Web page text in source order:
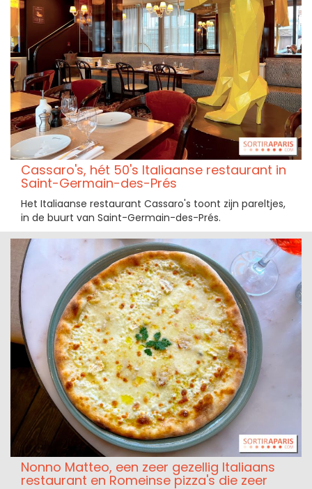
Cassaro's, hét 50's Italiaanse restaurant in
Saint-Germain-des-Prés
Het Italiaanse restaurant Cassaro's toont zijn pareltjes,
in de buurt van Saint-Germain-des-Prés.
Nonno Matteo, een zeer gezellig Italiaans
restaurant en Romeinse pizza's die zeer